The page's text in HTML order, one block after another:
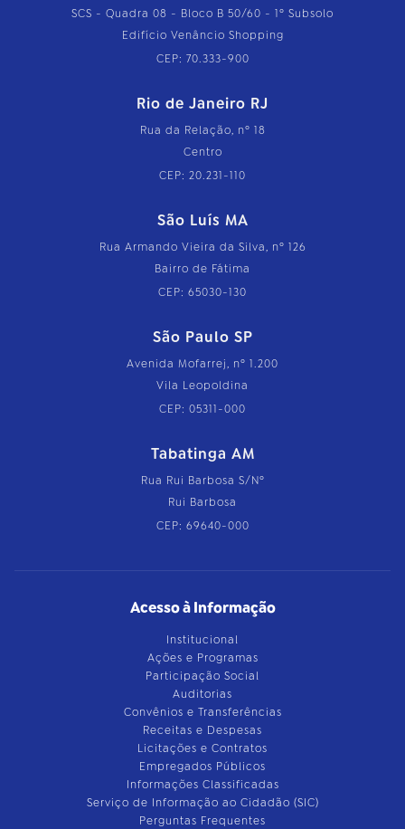
SCS - Quadra 08 - Bloco B 50/60 - 1º Subsolo
Edifício Venâncio Shopping
CEP: 70.333-900
Rio de Janeiro RJ
Rua da Relação, nº 18
Centro
CEP: 20.231-110
São Luís MA
Rua Armando Vieira da Silva, nº 126
Bairro de Fátima
CEP: 65030-130
São Paulo SP
Avenida Mofarrej, nº 1.200
Vila Leopoldina
CEP: 05311-000
Tabatinga AM
Rua Rui Barbosa S/Nº
Rui Barbosa
CEP: 69640-000
Acesso à Informação
Institucional
Ações e Programas
Participação Social
Auditorias
Convênios e Transferências
Receitas e Despesas
Licitações e Contratos
Empregados Públicos
Informações Classificadas
Serviço de Informação ao Cidadão (SIC)
Perguntas Frequentes